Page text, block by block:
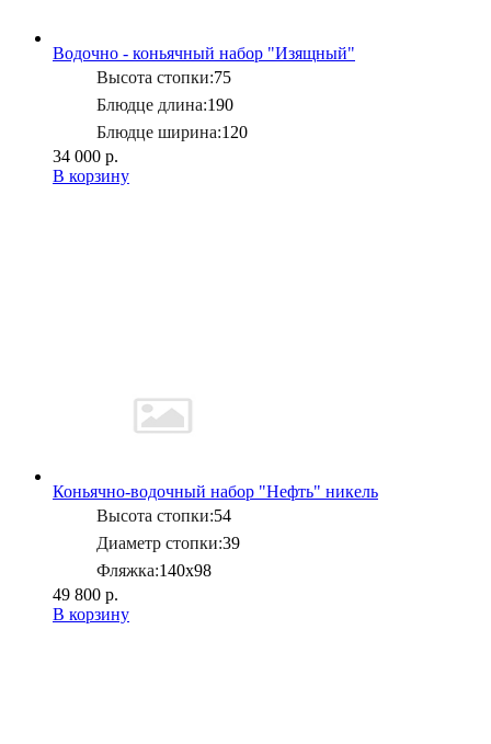
Водочно - коньячный набор "Изящный"
Высота стопки:75
Блюдце длина:190
Блюдце ширина:120
34 000 р.
В корзину
Коньячно-водочный набор "Нефть" никель
Высота стопки:54
Диаметр стопки:39
Фляжка:140х98
49 800 р.
В корзину